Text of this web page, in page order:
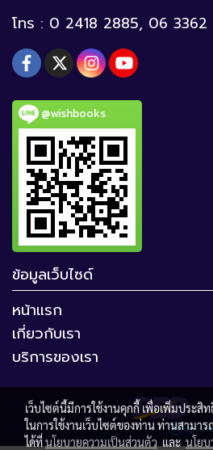
โทร : 0 2418 2885, 06 3362
@wishbooks
ข้อมูลเว็บไซด์
หน้าแรก
เกี่ยวกับเรา
บริการของเรา
เว็บไซต์นี้มีการใช้งานคุกกี้ เพื่อเพิ่มประ
ในการใช้งานเว็บไซต์ของท่าน ท่านสามาร
ได้ที่นโยบายความเป็นส่วนตัว และ นโย